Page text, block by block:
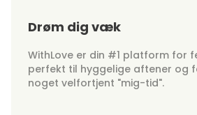
Drøm dig væk
WithLove er din #1 platform for
perfekt til hyggelige aftener og
noget velfortjent "mig-tid".